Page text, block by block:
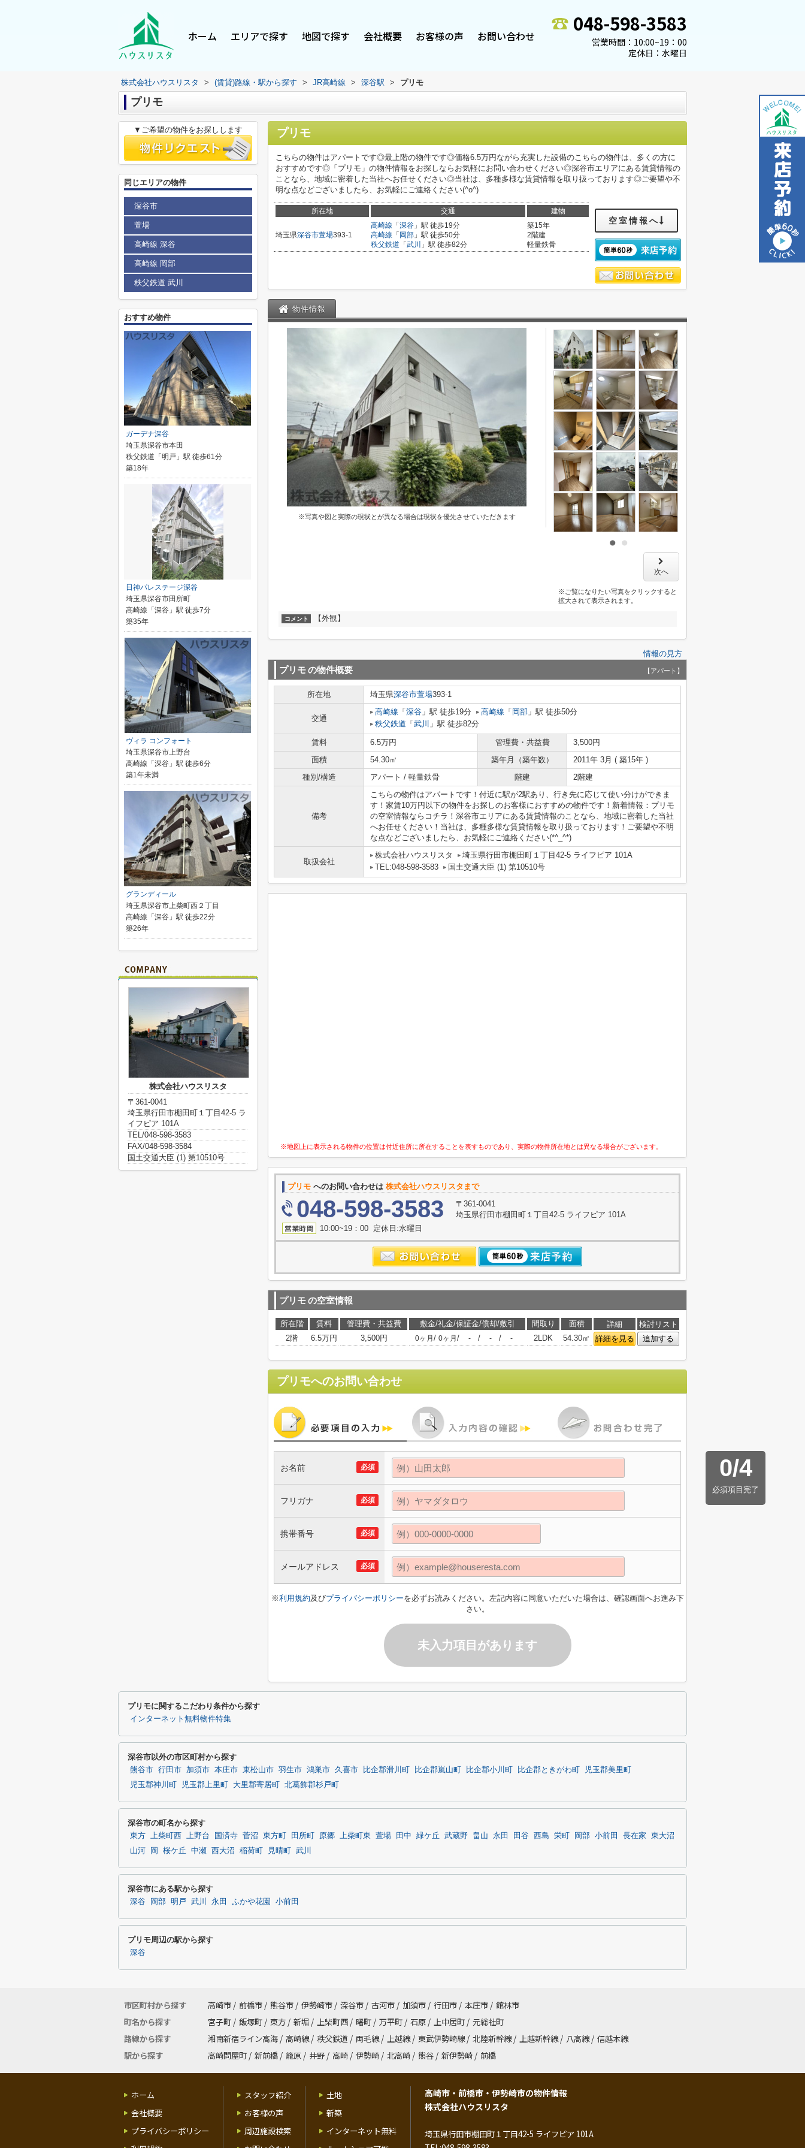
ホーム エリアで探す 地図で探す 会社概要 お客様の声 お問い合わせ
048-598-3583
営業時間：10:00~19：00
定休日：水曜日
株式会社ハウスリスタ > (賃貸)路線・駅から探す > JR高崎線 > 深谷駅 > プリモ
プリモ
プリモ
こちらの物件はアパートです◎最上階の物件です◎価格6.5万円ながら充実した設備のこちらの物件は、多くの方に
おすすめです◎「プリモ」の物件情報をお探しならお気軽にお問い合わせください◎深谷市エリアにある賃貸情報の
ことなら、地域に密着した当社へお任せください◎当社は、多種多様な賃貸情報を取り扱っております◎ご要望や不
明な点などございましたら、お気軽にご連絡ください(^o^)
所在地 交通 建物
埼玉県深谷市萱場393-1
高崎線 「 深谷 」駅 徒歩19分
高崎線 「 岡部 」駅 徒歩50分
秩父鉄道 「 武川 」駅 徒歩82分
築15年
2階建
軽量鉄骨
空室情報へ
物件情報
※写真や図と実際の現状とが異なる場合は現状を優先させていただきます
次へ
※ご覧になりたい写真をクリックすると
拡大されて表示されます。
コメント 【外観】
情報の見方
プリモの物件概要 【アパート】
所在地 埼玉県深谷市萱場393-1
交通
高崎線 「 深谷 」駅 徒歩19分 高崎線 「 岡部 」駅 徒歩50分
秩父鉄道 「 武川 」駅 徒歩82分
賃料 6.5万円 管理費・共益費
3,500円
面積
54.30㎡ 築年月（築年数）
2011年 3月 ( 築15年 )
種別/構造
アパート / 軽量鉄骨 階建 2階建
備考
こちらの物件はアパートです！付近に駅が2駅あり、行き先に応じて使い分けができま
す！家賃10万円以下の物件をお探しのお客様におすすめの物件です！新着情報：プリモ
の空室情報ならコチラ！深谷市エリアにある賃貸情報のことなら、地域に密着した当社
へお任せください！当社は、多種多様な賃貸情報を取り扱っております！ご要望や不明
な点などございましたら、お気軽にご連絡ください(*^_^*)
取扱会社
株式会社ハウスリスタ
埼玉県行田市棚田町１丁目42-5 ライフピア 101A
TEL:048-598-3583
国土交通大臣 (1) 第10510号
※地図上に表示される物件の位置は付近住所に所在することを表すものであり、実際の物件所在地とは異なる場合がございます。
プリモ へのお問い合わせは 株式会社ハウスリスタまで
048-598-3583
〒361-0041
埼玉県行田市棚田町１丁目42-5 ライフピア 101A
10:00~19：00 定休日:水曜日
プリモの空室情報
所在階 賃料 管理費・共益費 敷金/礼金/保証金/償却/敷引 間取り 面積 詳細
検討リスト
2階
6.5万円 3,500円 0ヶ月 / 0ヶ月 / - / - / - 2LDK 54.30㎡ 詳細を見る 追加する
プリモへのお問い合わせ
0/4
必須項目完了
必須
お名前
必須
フリガナ
必須
携帯番号
必須
メールアドレス
※利用規約及びプライバシーポリシーを必ずお読みください。左記内容に同意いただいた場合は、確認画面へお進み下
さい。
未入力項目があります
▼ご希望の物件をお探しします
同じエリアの物件
深谷市
萱場
高崎線 深谷
高崎線 岡部
秩父鉄道 武川
おすすめ物件
ガーデナ深谷
埼玉県深谷市本田
秩父鉄道「明戸」駅 徒歩61分
築18年
日神パレステージ深谷
埼玉県深谷市田所町
高崎線「深谷」駅 徒歩7分
築35年
ヴィラ コンフォート
埼玉県深谷市上野台
高崎線「深谷」駅 徒歩6分
築1年未満
グランディール
埼玉県深谷市上柴町西２丁目
高崎線「深谷」駅 徒歩22分
築26年
株式会社ハウスリスタ
〒361-0041
埼玉県行田市棚田町１丁目42-5 ラ
イフピア 101A
TEL/048-598-3583
FAX/048-598-3584
国土交通大臣 (1) 第10510号
プリモに関するこだわり条件から探す
インターネット無料物件特集
深谷市以外の市区町村から探す
熊谷市 行田市 加須市 本庄市 東松山市 羽生市 鴻巣市 久喜市 比企郡滑川町 比企郡嵐山町 比企郡小川町 比企郡ときがわ町
児玉郡美里町
児玉郡神川町
児玉郡上里町 大里郡寄居町 北葛飾郡杉戸町
深谷市の町名から探す
東方 上柴町西 上野台 国済寺 菅沼 東方町 田所町 原郷 上柴町東 萱場 田中 緑ケ丘 武蔵野 畠山 永田 田谷 西島 栄町 岡部 小前田 長在家
東大沼
山河
岡 桜ケ丘 中瀬 西大沼 稲荷町 見晴町 武川
深谷市にある駅から探す
深谷 岡部 明戸 武川 永田 ふかや花園 小前田
プリモ周辺の駅から探す
深谷
市区町村から探す 高崎市 / 前橋市 / 熊谷市 / 伊勢崎市 / 深谷市 / 古河市 / 加須市 / 行田市 / 本庄市 / 館林市
町名から探す
宮子町 / 飯塚町 / 東方 / 新堀 / 上柴町西 / 曙町 / 万平町 / 石原 / 上中居町 / 元総社町
路線から探す
湘南新宿ライン高海 / 高崎線 / 秩父鉄道 / 両毛線 / 上越線 / 東武伊勢崎線 / 北陸新幹線 / 上越新幹線 / 八高線 / 信越本線
駅から探す
高崎問屋町 / 新前橋 / 籠原 / 井野 / 高崎 / 伊勢崎 / 北高崎 / 熊谷 / 新伊勢崎 / 前橋
ホーム
会社概要
プライバシーポリシー
スタッフ紹介
お客様の声
周辺施設検索
土地
新築
インターネット無料
高崎市・前橋市・伊勢崎市の物件情報
株式会社ハウスリスタ
埼玉県行田市棚田町１丁目42-5 ライフピア 101A